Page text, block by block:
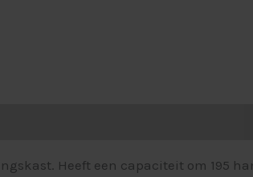
Heeft een capaciteit om 195